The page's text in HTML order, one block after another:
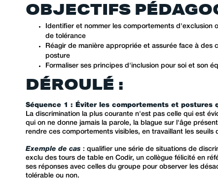
OBJECTIFS
Identifier et nommer les comportements d'exclusion
de tolérance
Réagir de manière appropriée et assurée face à
posture
Formaliser ses principes d'inclusion pour soi et son
DÉROULÉ :
Séquence 1 : Éviter les comportements et postures
La discrimination la plus courante n'est pas celle qui est
qui on ne donne jamais la parole, la blague sur l'âge
rendre ces comportements visibles, en travaillant les
Exemple de cas : qualifier une série de situations de
exclu des tours de table en Codir, un collègue félicité en
ses réponses avec celles du groupe pour observer les
tolérable ou non.